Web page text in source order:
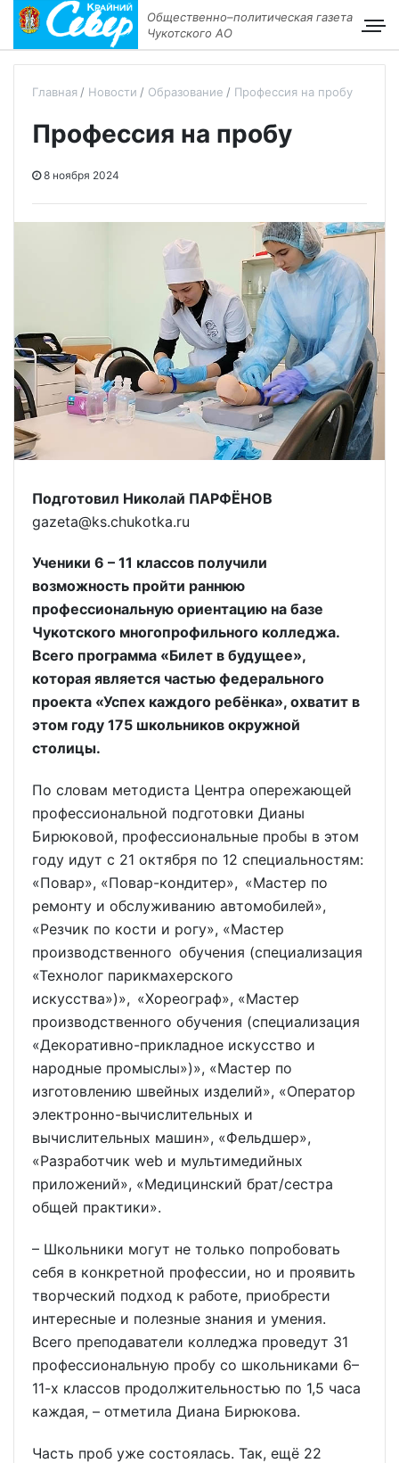
Общественно–политическая газета
Чукотского АО
Главная Новости Образование Профессия на пробу
Профессия на пробу
8 ноября 2024
Подготовил Николай ПАРФЁНОВ
gazeta@ks.chukotka.ru
Ученики 6 – 11 классов получили
возможность пройти раннюю
профессиональную ориентацию на базе
Чукотского многопрофильного колледжа.
Всего программа «Билет в будущее»,
которая является частью федерального
проекта «Успех каждого ребёнка», охватит в
этом году 175 школьников окружной
столицы.
По словам методиста Центра опережающей
профессиональной подготовки Дианы
Бирюковой, профессиональные пробы в этом
году идут с 21 октября по 12 специальностям:
«Повар», «Повар-кондитер», «Мастер по
ремонту и обслуживанию автомобилей»,
«Резчик по кости и рогу», «Мастер
производственного обучения (специализация
«Технолог парикмахерского
искусства»)», «Хореограф», «Мастер
производственного обучения (специализация
«Декоративно-прикладное искусство и
народные промыслы»)», «Мастер по
изготовлению швейных изделий», «Оператор
электронно-вычислительных и
вычислительных машин», «Фельдшер»,
«Разработчик web и мультимедийных
приложений», «Медицинский брат/сестра
общей практики».
– Школьники могут не только попробовать
себя в конкретной профессии, но и проявить
творческий подход к работе, приобрести
интересные и полезные знания и умения.
Всего преподаватели колледжа проведут 31
профессиональную пробу со школьниками 6–
11-х классов продолжительностью по 1,5 часа
каждая, – отметила Диана Бирюкова.
Часть проб уже состоялась. Так, ещё 22